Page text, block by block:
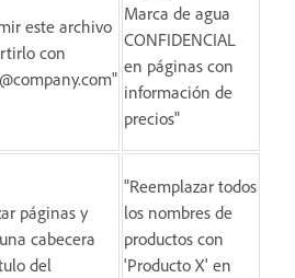
este archivo
con
Marca de agua
CONFIDENCIAL
en páginas con
información de
precios"
páginas y
cabecera
del
"Reemplazar todos
los nombres de
productos con
'Producto X' en